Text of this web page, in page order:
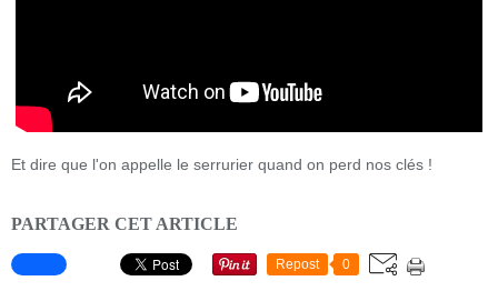
Et dire que l'on appelle le serrurier quand on perd nos clés !
PARTAGER CET ARTICLE
Repost 0